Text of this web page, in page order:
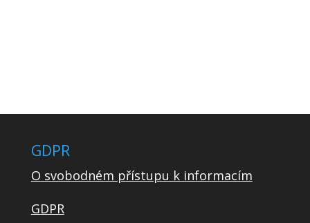
GDPR
O svobodném přístupu k informacím
GDPR